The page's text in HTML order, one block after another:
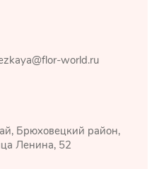
world.ru
Брюховецкий район,
Ленина, 52